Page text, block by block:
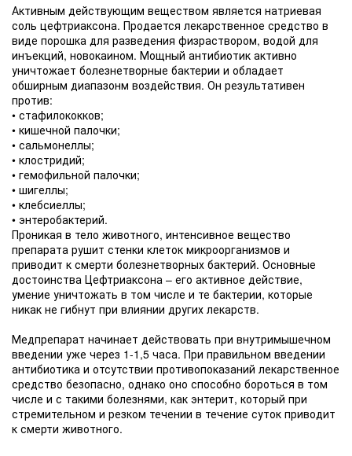
Активным действующим веществом является натриевая
соль цефтриаксона. Продается лекарственное средство в
виде порошка для разведения физраствором, водой для
инъекций, новокаином. Мощный антибиотик активно
уничтожает болезнетворные бактерии и обладает
обширным диапазонм воздействия. Он результативен
против:
• стафилококков;
• кишечной палочки;
• сальмонеллы;
• клостридий;
• гемофильной палочки;
• шигеллы;
• клебсиеллы;
• энтеробактерий.
Проникая в тело животного, интенсивное вещество
препарата рушит стенки клеток микроорганизмов и
приводит к смерти болезнетворных бактерий. Основные
достоинства Цефтриаксона – его активное действие,
умение уничтожать в том числе и те бактерии, которые
никак не гибнут при влиянии других лекарств.
Медпрепарат начинает действовать при внутримышечном
введении уже через 1-1,5 часа. При правильном введении
антибиотика и отсутствии противопоказаний лекарственное
средство безопасно, однако оно способно бороться в том
числе и с такими болезнями, как энтерит, который при
стремительном и резком течении в течение суток приводит
к смерти животного.